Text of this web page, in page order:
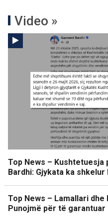
Video »
Top News – Kushtetuesja
Bardhi: Gjykata ka
Top News – Lamallari
Punojmë për të